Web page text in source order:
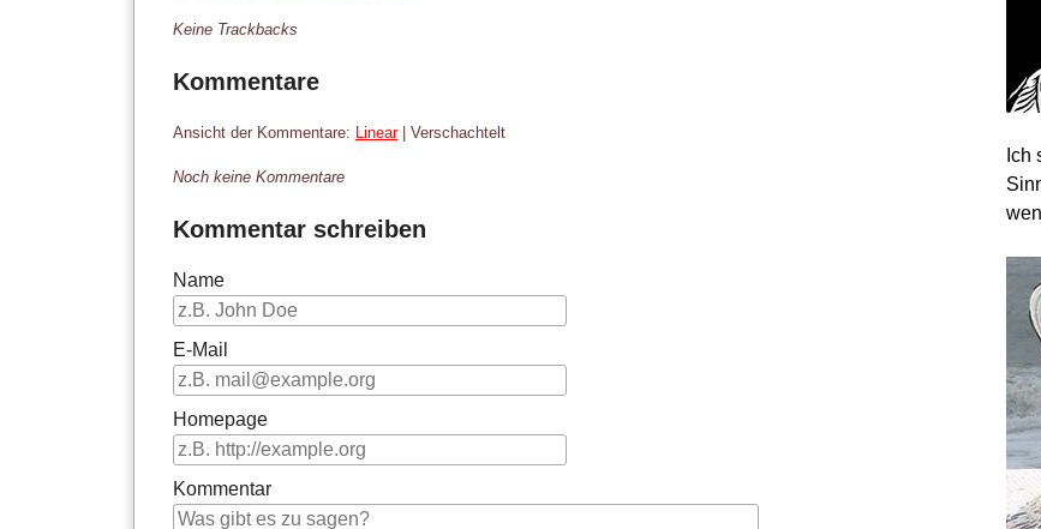
Keine Trackbacks
Kommentare
Ansicht der Kommentare: Linear| Verschachtelt
Noch keine Kommentare
Kommentar schreiben
Name
E-Mail
Homepage
Kommentar
Ich